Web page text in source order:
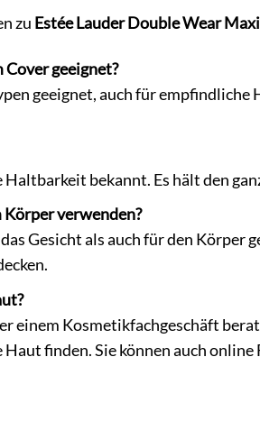
zu Estée Lauder Double Wear
geeignet?
geeignet, auch für empfindliche
bekannt. Es hält den
Körper verwenden?
Gesicht als auch für den Körper
einem Kosmetikfachgeschäft
finden. Sie können auch online